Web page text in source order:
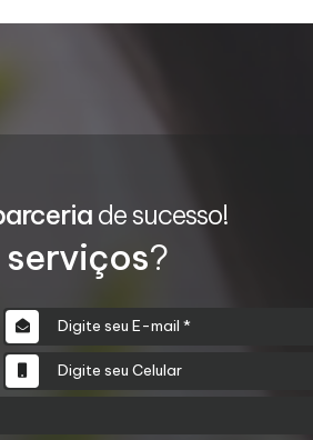
de sucesso!
serviços?